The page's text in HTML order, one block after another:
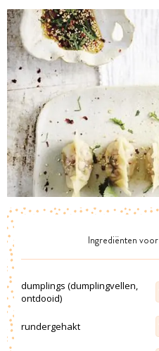
Ingrediënten voor
dumplings (dumplingvellen,
ontdooid)
rundergehakt